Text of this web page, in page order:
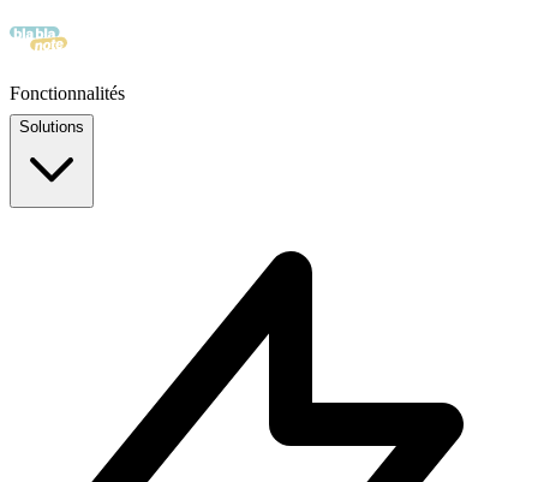
Fonctionnalités
Solutions